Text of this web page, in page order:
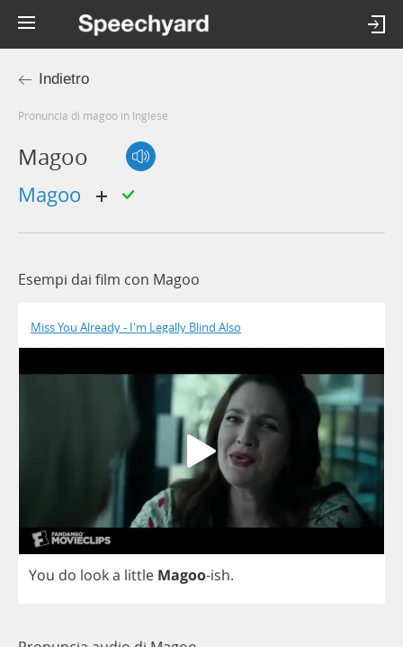
Indietro
Pronuncia di magoo in Inglese
Magoo
Magoo
Esempi dai film con Magoo
Miss You Already - I'm Legally Blind Also
You do looka little Magoo-ish.